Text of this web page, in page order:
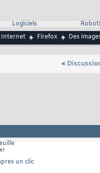
Logiciels
Internet Firefox Des
«
un clic